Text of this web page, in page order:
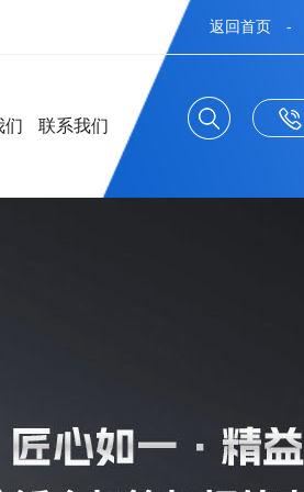
返回首页 -
们 联系我们